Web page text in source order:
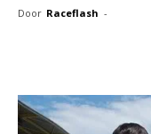
Door Raceflash -